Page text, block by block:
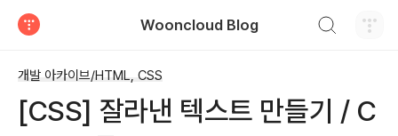
Wooncloud Blog
개발 아카이브/HTML, CSS
[CSS] 잘라낸 텍스트 만들기 / C